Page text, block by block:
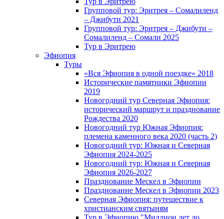
Групповой тур: Эритрея – Cомалиленд
– Джибути 2021
Групповой тур: Эритрея – Джибути –
Сомалиленд – Сомали 2025
Тур в Эритрею
Эфиопия
Туры
«Вся Эфиопия в одной поездке» 2018
Исторические памятники Эфиопии
2019
Новогодний тур Северная Эфиопия:
исторический маршрут и празднование
Рождества 2020
Новогодний тур Южная Эфиопия:
племена каменного века 2020 (часть 2)
Новогодний тур: Южная и Северная
Эфиопия 2024-2025
Новогодний тур: Южная и Северная
Эфиопия 2026-2027
Празднование Мескел в Эфиопии
Празднование Мескел в Эфиопии 2023
Северная Эфиопия: путешествие к
христианским святыням
Тур в Эфиопию "Миллион лет до